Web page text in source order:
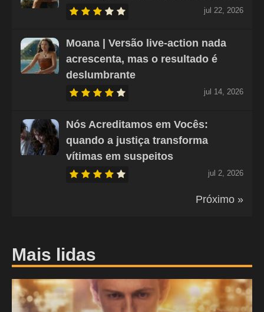
jul 22, 2026
Moana | Versão live-action nada
acrescenta, mas o resultado é
deslumbrante
jul 14, 2026
Nós Acreditamos em Vocês:
quando a justiça transforma
vítimas em suspeitos
jul 2, 2026
Próximo »
Mais lidas